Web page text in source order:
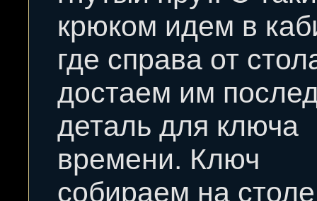
крюком идем в
где справа от
достаем им
деталь для ключа
времени. Ключ
собираем на